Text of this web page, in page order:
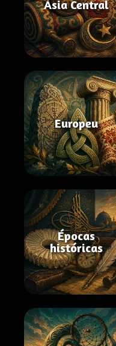
Ásia Central
Europeu
Épocas
históricas